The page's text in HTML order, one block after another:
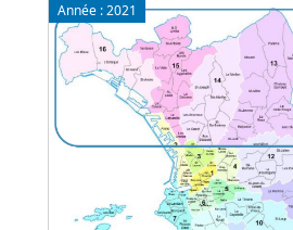
Année :2021